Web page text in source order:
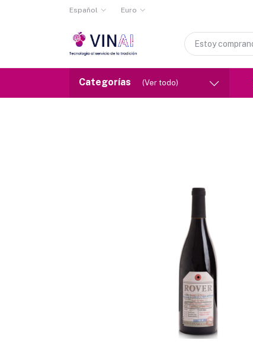
Español Euro
Categorías (Ver todo)